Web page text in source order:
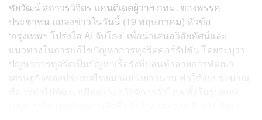
ชัยวัฒน์ สถาวรวิจิตร แคนดิเดตผู้ว่าฯ กทม. ของพรรค
ประชาชน แถลงข่าวในวันนี้ (19 พฤษภาคม) หัวข้อ
‘กรุงเทพฯ โปร่งใส AI จับโกง’ เพื่อนำเสนอวิสัยทัศน์และ
แนวทางในการแก้ไขปัญหาการทุจริตคอร์รัปชัน โดยระบุว่า
ปัญหาการทุจริตเป็นปัญหาเรื้อรังที่บ่อนทำลายการพัฒนา
เศรษฐกิจของประเทศไทยมาอย่างยาวนาน ทำให้งบประมาณ